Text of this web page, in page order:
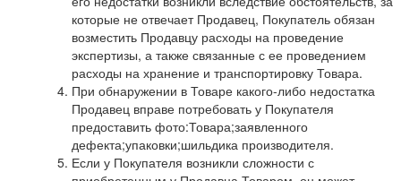
которые не отвечает Продавец, Покупатель обязан
возместить Продавцу расходы на проведение
экспертизы, а также связанные с ее проведением
расходы на хранение и транспортировку Товара.
При обнаружении в Товаре какого-либо недостатка
Продавец вправе потребовать у Покупателя
предоставить фото:Товара;заявленного
дефекта;упаковки;шильдика производителя.
Если у Покупателя возникли сложности с